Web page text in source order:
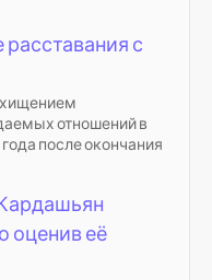
с
отношений в
после окончания
оценив её